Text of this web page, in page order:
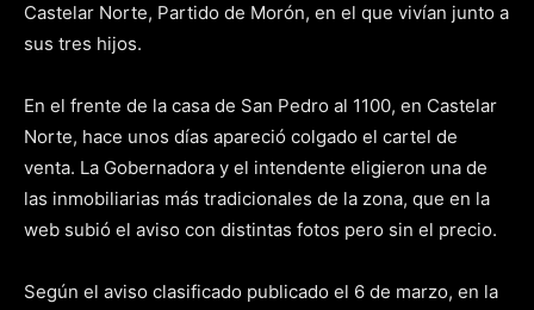
Castelar Norte, Partido de Morón, en el que vivían junto a
sus tres hijos.
En el frente de la casa de San Pedro al 1100, en Castelar
Norte, hace unos días apareció colgado el cartel de
venta. La Gobernadora y el intendente eligieron una de
las inmobiliarias más tradicionales de la zona, que en la
web subió el aviso con distintas fotos pero sin el precio.
Según el aviso clasificado publicado el 6 de marzo, en la